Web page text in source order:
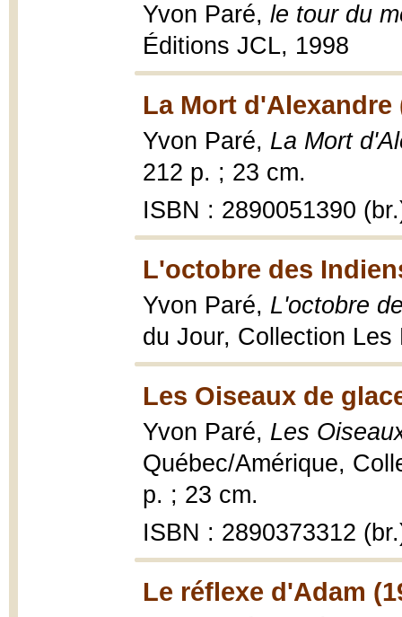
Yvon Paré, le tour du
Éditions JCL, 1998
La Mort d'Alexandre
Yvon Paré, La Mort
212 p. ; 23 cm.
ISBN : 2890051390
L'octobre des
Yvon Paré, L'octobre
du Jour, Collection
Les Oiseaux de
Yvon Paré, Les
Québec/Amérique,
p. ; 23 cm.
ISBN : 2890373312
Le réflexe d'Adam